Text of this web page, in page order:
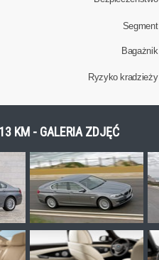
Segment
Bagażnik
Ryzyko kradzieży
KM - GALERIA ZDJĘĆ